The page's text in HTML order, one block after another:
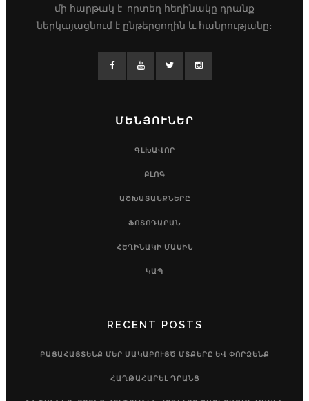
մի հարթակ է, որտեղ հեղինակը դրանք
ներկայացնում է ընթերցողին և հանրությանը։
ՄԵՆՅՈՒՆԵՐ
ԳԼԽԱՎՈՐ
ԲԼՈԳ
ԱՇԽԱՏԱՆՔՆԵՐԸ
ՖՈՏՈԴԱՐԱՆ
ՀԵՂԻՆԱԿԻ ՄԱՍԻՆ
ԿԱՊ
RECENT POSTS
ԲԱՑԱՀԱՅՏԵՆՔ ՄԵՐ ՄԱԿԱԲՈՒՅԾ ՄՏՔԵՐԸ ԵՎ ՓՈՐՁԵՆՔ
ՀԱՂԹԱՀԱՐԵԼ ԴՐԱՆՑ